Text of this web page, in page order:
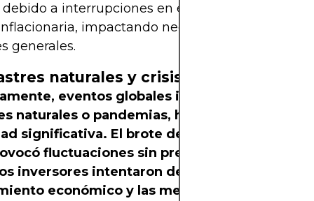
a interrupciones en el suministro puede
impactando negativamente en los
generales.
naturales y crisis sanitarias
eventos globales inesperados, como
naturales o pandemias, han generado una
significativa. El brote de COVID-19 a
fluctuaciones sin precedentes en el
inversores intentaron descontar las
económico y las medidas fiscales.